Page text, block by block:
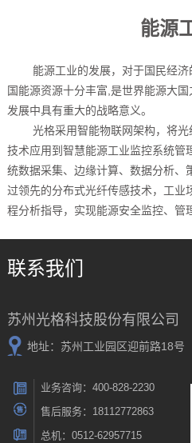
能源
能源工业的发展，对于国民经
国能源资源十分丰富,是世界能源大
发展中具有重大的战略意义。
光格采用智能物联网架构，将
技术应用到智慧能源工业监控系统管
统数据采集、边缘计算、数据分析、
过领先的分布式光纤传感技术，工业
程分析指导，实现能源安全监控、管
联系我们
苏州光格科技股份有限公司
地址：苏州工业园区迎前路18号
业务咨询：400-828-2230
售后服务：18112772863
总机：0512-62957715